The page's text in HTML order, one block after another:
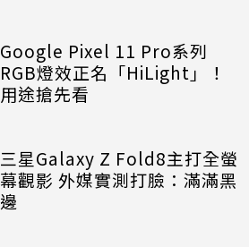
Google Pixel 11 Pro系列
RGB燈效正名「HiLight」！
用途搶先看
三星Galaxy Z Fold8主打全螢
幕觀影 外媒實測打臉：滿滿黑
邊